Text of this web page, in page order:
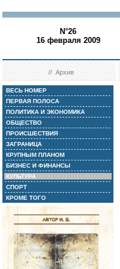
N°26
16 февраля 2009
//Архив
ВЕСЬ НОМЕР
ПЕРВАЯ ПОЛОСА
ПОЛИТИКА И ЭКОНОМИКА
ОБЩЕСТВО
ПРОИСШЕСТВИЯ
ЗАГРАНИЦА
КРУПНЫМ ПЛАНОМ
БИЗНЕС И ФИНАНСЫ
КУЛЬТУРА
СПОРТ
КРОМЕ ТОГО